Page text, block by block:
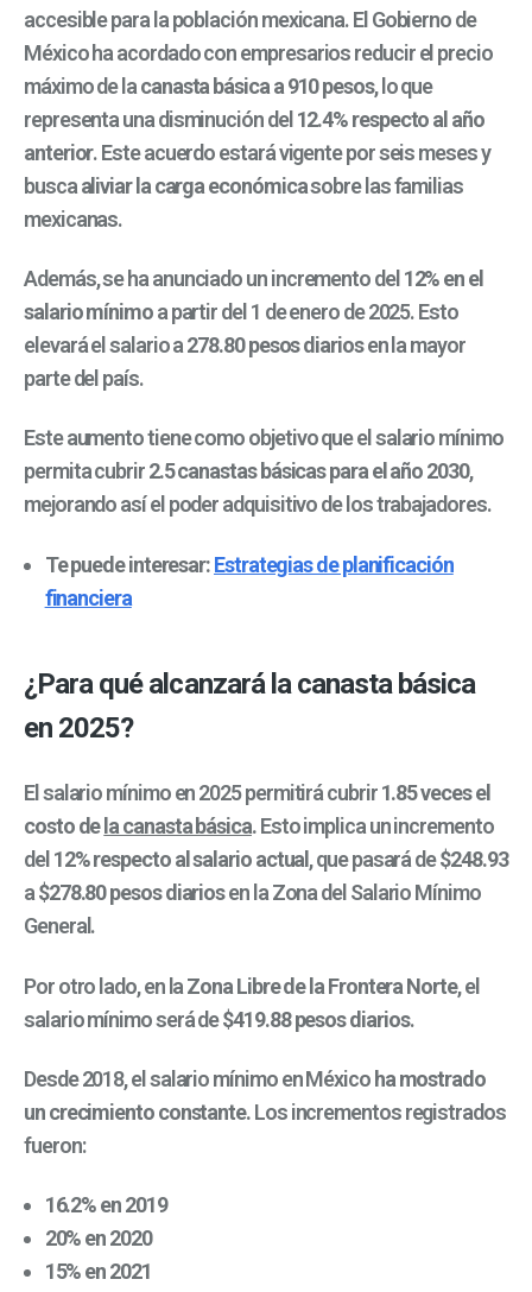
accesible para la población mexicana. El Gobierno de
México ha acordado con empresarios reducir el precio
máximo de lacanasta básica a 910 pesos, lo que
representa una disminución del12.4% respecto al año
anterior. Este acuerdo estará vigente por seis meses y
buscaaliviar la carga económicasobre las familias
mexicanas.
Además, se ha anunciado un incremento del 12% en el
salario mínimoa partir del 1 de enero de 2025. Esto
elevará el salario a278.80 pesos diariosen la mayor
parte del país.
Este aumento tiene como objetivo que el salario mínimo
permita cubrir2.5 canastas básicas para el año 2030,
mejorando así el poder adquisitivo de los trabajadores.
Te puede interesar:Estrategias de planificación
financiera
¿Para qué alcanzará la canasta básica
en 2025?
El salario mínimo en 2025 permitirá cubrir1.85 veces el
costo de la canasta básica.Esto implica un incremento
del 12% respecto al salario actual , que pasará de$248.93
a$278.80 pesos diariosen la Zona del Salario Mínimo
General.
Por otro lado, en laZona Libre de la Frontera Norte, el
salario mínimo será de$419.88 pesos diarios.
Desde 2018, el salario mínimo en México ha mostrado
un crecimiento constante.Los incrementos registrados
fueron:
16.2% en 2019
20% en 2020
15% en 2021